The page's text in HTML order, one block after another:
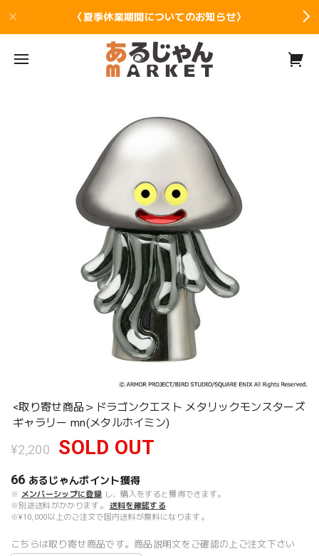
〈夏季休業期間についてのお知らせ〉
<取り寄せ商品＞ドラゴンクエスト メタリックモンスターズ
ギャラリー mn(メタルホイミン)
¥2,200 SOLD OUT
66 あるじゃんポイント獲得
※ メンバーシップに登録 し、購入をすると獲得できます。
※別途送料がかかります。
送料を確認する
※¥10,000以上のご注文で国内送料が無料になります。
こちらは取り寄せ商品です。商品説明文をご確認の上ご注文下さい